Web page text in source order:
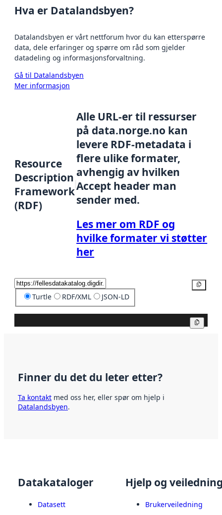
Hva er Datalandsbyen?
Datalandsbyen er vårt nettforum hvor du kan etterspørre
data, dele erfaringer og spørre om råd som gjelder
datadeling og informasjonsforvaltning.
Gå til Datalandsbyen
Mer informasjon
Resource
Description
Framework
(RDF)
Alle URL-er til ressurser
på data.norge.no kan
levere RDF-metadata i
flere ulike formater,
avhengig av hvilken
Accept header man
sender med.
Les mer om RDF og
hvilke formater vi støtter
her
Turtle RDF/XML JSON-LD
Finner du det du leter etter?
Ta kontakt med oss her, eller spør om hjelp i
Datalandsbyen.
Datakataloger
Datasett
Hjelp og
Brukerveiledning